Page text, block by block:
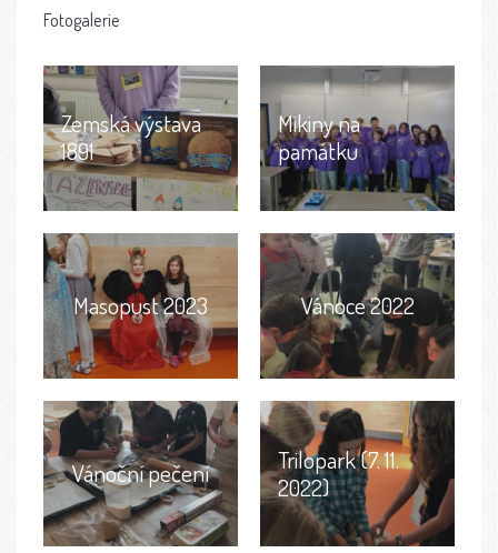
Fotogalerie
Zemská výstava
1891
Mikiny na
památku
Masopust 2023 Vánoce 2022
Vánoční pečení
Trilopark (7. 11.
2022)